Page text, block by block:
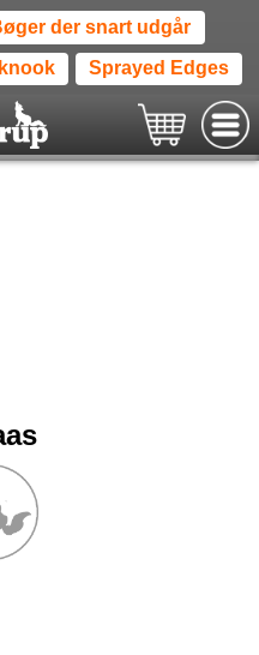
der snart udgår
Sprayed Edges